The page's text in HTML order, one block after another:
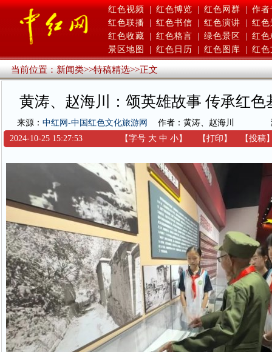
红色视频 | 红色博览 | 红色网群 | 作者
红色联播
红色书信 红色演讲
红色
红色收藏
红色格言 绿色景区
红色
景区地图
红色日历 红色图库 红色
当前位置：新闻类>>特稿精选>>正文
黄涛、赵海川：颂英雄故事 传承红色
来源： 中红网-中国红色文化旅游网 作者：黄涛、赵海川
2024-10-25 15:27:53
【字号 大 中 小】 【打印 】 【投稿